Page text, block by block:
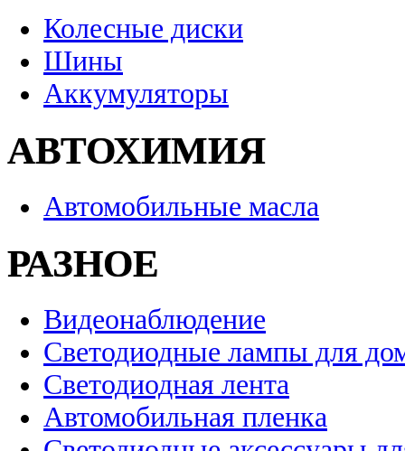
Колесные диски
Шины
Аккумуляторы
АВТОХИМИЯ
Автомобильные масла
РАЗНОЕ
Видеонаблюдение
Светодиодные лампы для
Светодиодная лента
Автомобильная пленка